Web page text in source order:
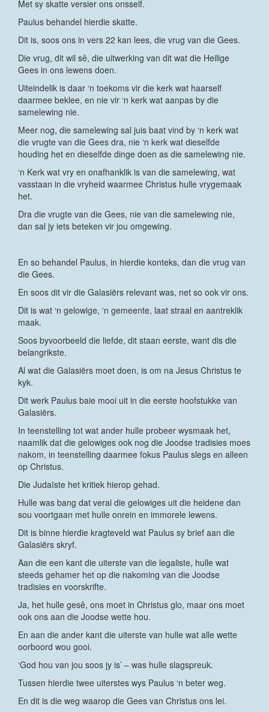
Met sy skatte versier ons onsself.
Paulus behandel hierdie skatte.
Dit is, soos ons in vers 22 kan lees, die vrug van die Gees.
Die vrug, dit wil sê, die uitwerking van dit wat die Heilige
Gees in ons lewens doen.
Uiteindelik is daar ‘n toekoms vir die kerk wat haarself
daarmee beklee, en nie vir ‘n kerk wat aanpas by die
samelewing nie.
Meer nog, die samelewing sal juis baat vind by ‘n kerk wat
die vrugte van die Gees dra, nie ‘n kerk wat dieselfde
houding het en dieselfde dinge doen as die samelewing nie.
‘n Kerk wat vry en onafhanklik is van die samelewing, wat
vasstaan in die vryheid waarmee Christus hulle vrygemaak
het.
Dra die vrugte van die Gees, nie van die samelewing nie,
dan sal jy iets beteken vir jou omgewing.
En so behandel Paulus, in hierdie konteks, dan die vrug van
die Gees.
En soos dit vir die Galasiërs relevant was, net so ook vir ons.
Dit is wat ‘n gelowige, ‘n gemeente, laat straal en aantreklik
maak.
Soos byvoorbeeld die liefde, dit staan eerste, want dis die
belangrikste.
Al wat die Galasiërs moet doen, is om na Jesus Christus te
kyk.
Dit werk Paulus baie mooi uit in die eerste hoofstukke van
Galasiërs.
In teenstelling tot wat ander hulle probeer wysmaak het,
naamlik dat die gelowiges ook nog die Joodse tradisies moes
nakom, in teenstelling daarmee fokus Paulus slegs en alleen
op Christus.
Die Judaïste het kritiek hierop gehad.
Hulle was bang dat veral die gelowiges uit die heidene dan
sou voortgaan met hulle onrein en immorele lewens.
Dit is binne hierdie kragteveld wat Paulus sy brief aan die
Galasiërs skryf.
Aan die een kant die uiterste van die legaliste, hulle wat
steeds gehamer het op die nakoming van die Joodse
tradisies en voorskrifte.
Ja, het hulle gesê, ons moet in Christus glo, maar ons moet
ook ons aan die Joodse wette hou.
En aan die ander kant die uiterste van hulle wat alle wette
oorboord wou gooi.
‘God hou van jou soos jy is’ – was hulle slagspreuk.
Tussen hierdie twee uiterstes wys Paulus ‘n beter weg.
En dit is die weg waarop die Gees van Christus ons lei.